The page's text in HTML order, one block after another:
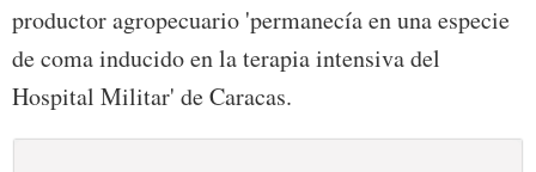
productor agropecuario 'permanecía en una especie
de coma inducido en la terapia intensiva del
Hospital Militar' de Caracas.